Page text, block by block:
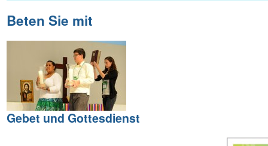
Beten Sie mit
Gebet und Gottesdienst